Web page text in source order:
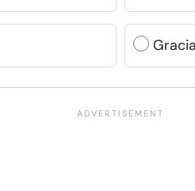
Gracia